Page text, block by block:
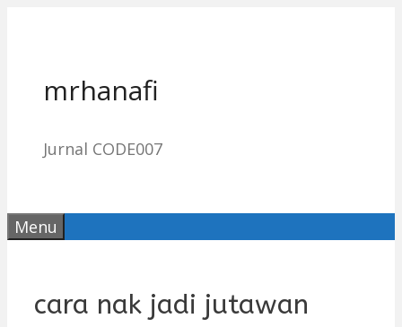
mrhanafi
Jurnal CODE007
Menu
cara nak jadi jutawan